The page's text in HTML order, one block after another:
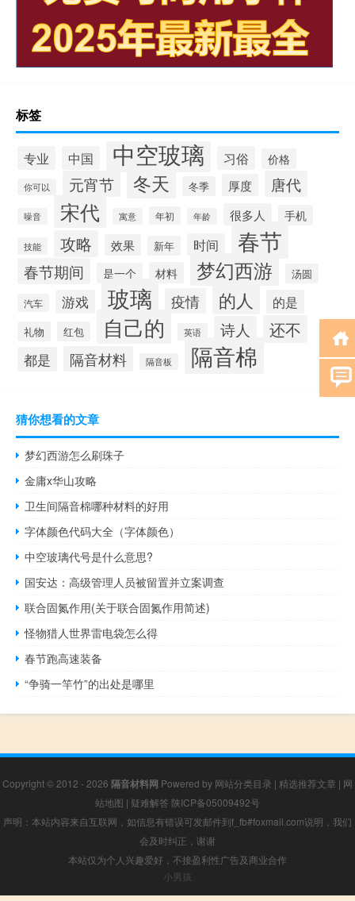
标签
专业 中国 中空玻璃 习俗 价格
你可以 元宵节 冬天 冬季 厚度 唐代
噪音 宋代 寓意 年初 年龄 很多人 手机
技能 攻略 效果 新年 时间 春节
春节期间 是一个 材料 梦幻西游 汤圆
汽车 游戏 玻璃 疫情 的人 的是
礼物 红包 自己的 英语 诗人 还不
都是 隔音材料 隔音板 隔音棉
猜你想看的文章
梦幻西游怎么刷珠子
金庸x华山攻略
卫生间隔音棉哪种材料的好用
字体颜色代码大全（字体颜色）
中空玻璃代号是什么意思?
国安达：高级管理人员被留置并立案调查
联合固氮作用(关于联合固氮作用简述)
怪物猎人世界雷电袋怎么得
春节跑高速装备
“争骑一竿竹”的出处是哪里
Copyright © 2012 - 2026 隔音材料网 Powered by 网站分类目录 | 精选推荐文章 | 网
站地图 | 疑难解答 陕ICP备05009492号
声明：本站内容来自互联网，如信息有错误可发邮件到f_fb#foxmail.com说明，我们
会及时纠正，谢谢
本站仅为个人兴趣爱好，不接盈利性广告及商业合作
小男孩